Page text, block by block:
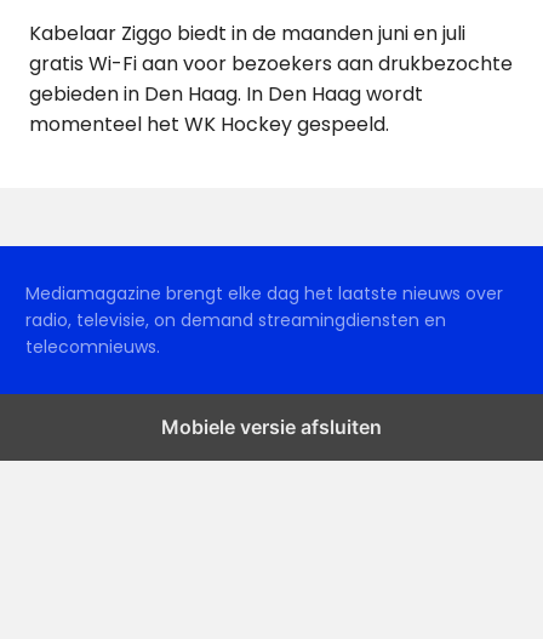
Kabelaar Ziggo biedt in de maanden juni en juli
gratis Wi-Fi aan voor bezoekers aan drukbezochte
gebieden in Den Haag. In Den Haag wordt
momenteel het WK Hockey gespeeld.
Mediamagazine brengt elke dag het laatste nieuws over
radio, televisie, on demand streamingdiensten en
telecomnieuws.
Mobiele versie afsluiten